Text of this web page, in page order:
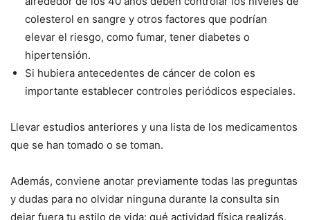
colesterol en sangre y otros factores que podrían
elevar el riesgo, como fumar, tener diabetes o
hipertensión.
Si hubiera antecedentes de cáncer de colon es
importante establecer controles periódicos especiales.
Llevar estudios anteriores y una lista de los medicamentos
que se han tomado o se toman.
Además, conviene anotar previamente todas las preguntas
y dudas para no olvidar ninguna durante la consulta sin
dejar fuera tu estilo de vida: qué actividad física realizás,